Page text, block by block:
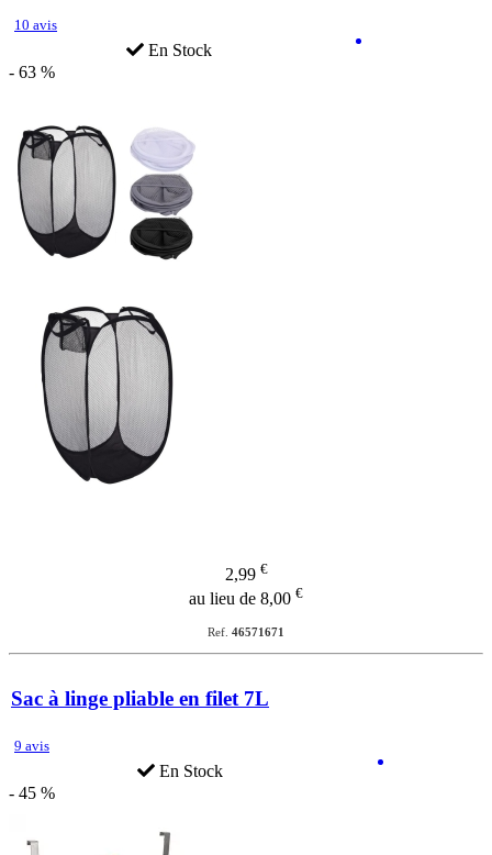
10 avis
En Stock
- 63 %
2,99 €
au lieu de 8,00 €
Ref. 46571671
Sac à linge pliable en filet 7L
9 avis
En Stock
- 45 %